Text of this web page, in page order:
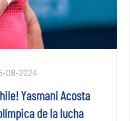
08-2024
Yasmani Acosta
de la lucha